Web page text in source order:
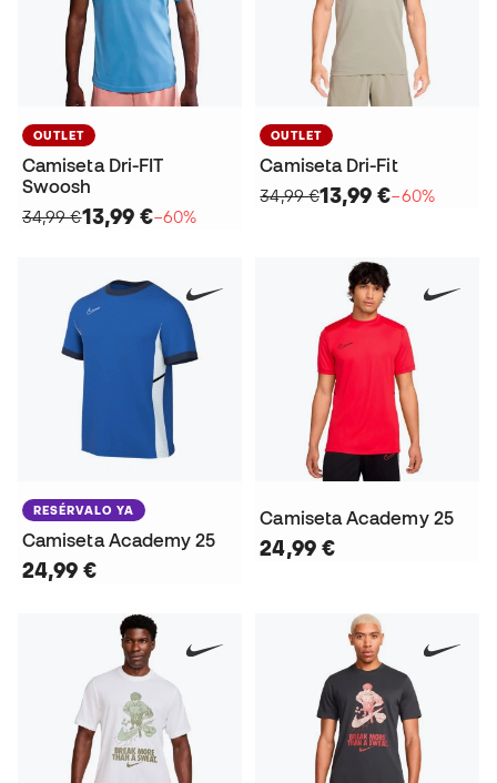
OUTLET
Camiseta Dri-FIT
Swoosh
34,99 €13,99 €−60%
OUTLET
Camiseta Dri-Fit
34,99 €13,99 €−60%
RESÉRVALO YA
Camiseta Academy 25
24,99 €
Camiseta Academy 25
24,99 €